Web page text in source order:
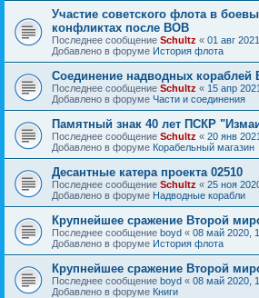
Участие советского флота в
конфликтах после ВОВ
Последнее сообщение Schultz « 01 авг
Добавлено в форуме История флота
Соединение надводных кораблей
Последнее сообщение Schultz « 15 апр
Добавлено в форуме Части и соединения
Памятный знак 40 лет ПСКР
Последнее сообщение Schultz « 20 янв
Добавлено в форуме Корабельный магазин
Десантные катера проекта 02510
Последнее сообщение Schultz « 25 ноя
Добавлено в форуме Надводные корабли
Крупнейшее сражение Второй
Последнее сообщение boyd « 08 май 2020,
Добавлено в форуме История флота
Крупнейшее сражение Второй
Последнее сообщение boyd « 08 май 2020,
Добавлено в форуме Книги